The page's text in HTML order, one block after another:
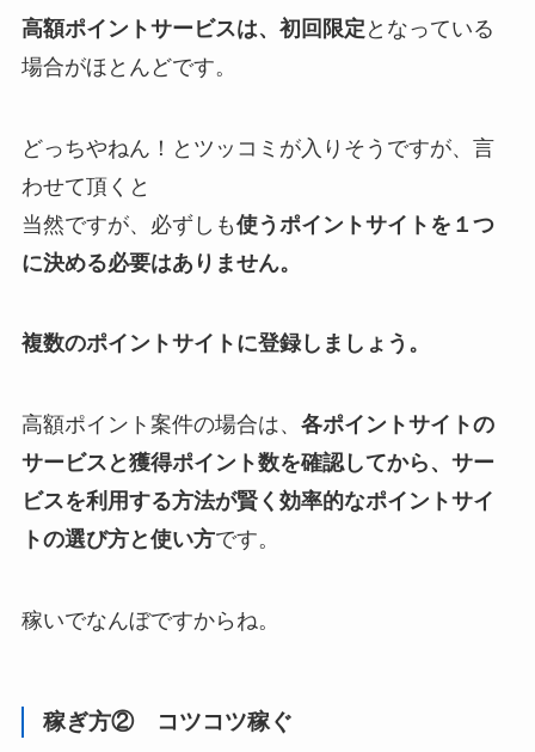
高額ポイントサービスは、初回限定 となっている
場合がほとんどです。
どっちやねん！とツッコミが入りそうですが、言
わせて頂くと
当然ですが、必ずしも使うポイントサイトを１つ
に決める必要はありません。
複数のポイントサイトに登録しましょう。
高額ポイント案件の場合は、 各ポイントサイトの
サービスと獲得ポイント数を確認してから、サー
ビスを利用する方法が賢く効率的なポイントサイ
トの選び方と使い方です。
稼いでなんぼですからね。
稼ぎ方② コツコツ稼ぐ